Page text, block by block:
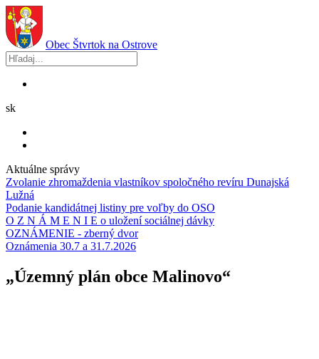
Obec Štvrtok na Ostrove
sk
Aktuálne správy
Zvolanie zhromaždenia vlastníkov spoločného revíru Dunajská
Lužná
Podanie kandidátnej listiny pre voľby do OSO
O Z N Á M E N I E o uložení sociálnej dávky
OZNÁMENIE - zberný dvor
Oznámenia 30.7 a 31.7.2026
„Územný plán obce Malinovo“